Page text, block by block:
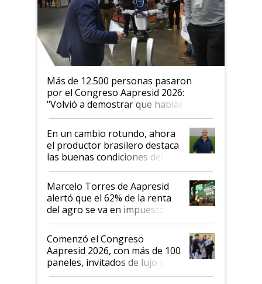
Más de 12.500 personas pasaron
por el Congreso Aapresid 2026:
"Volvió a demostrar que hablar del
suelo es hablar de todo el sistema
productivo"
En un cambio rotundo, ahora
el productor brasilero destaca
las buenas condiciones del
agro argentino para invertir:
"Los veo más motivados"
Marcelo Torres de Aapresid
alertó que el 62% de la renta
del agro se va en impuestos:
"No es bueno que en
Argentina se sigan discutiendo
las mismas cosas de hace 50
años"
Comenzó el Congreso
Aapresid 2026, con más de 100
paneles, invitados de lujo y
todas las tendencias